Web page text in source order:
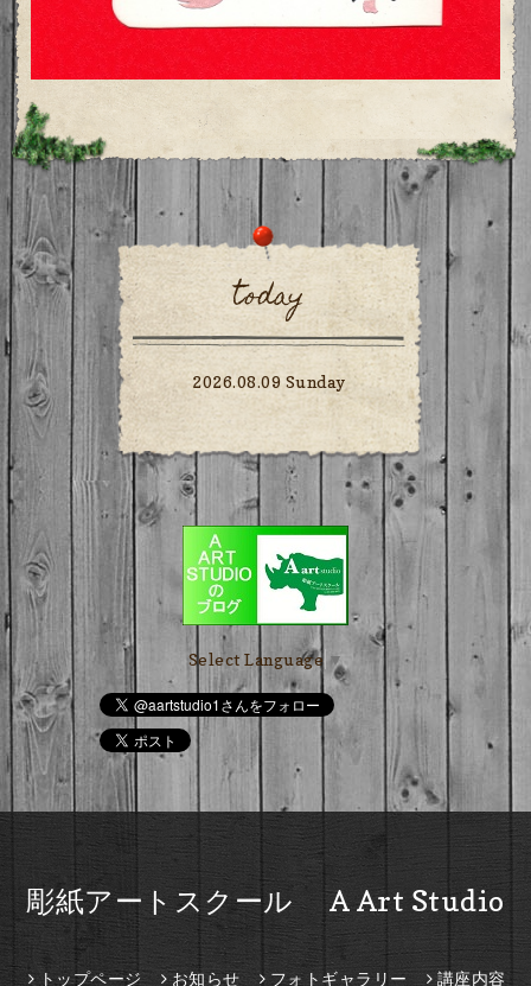
today
2026.08.09 Sunday
Select Language ▼
彫紙アートスクール A Art Studio
トップページ お知らせ フォトギャラリー 講座内容